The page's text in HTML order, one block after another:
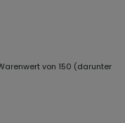
von 150 (darunter